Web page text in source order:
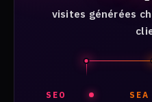
visites générées
SEO SEA